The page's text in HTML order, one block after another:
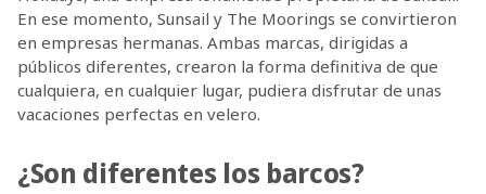
En ese momento, Sunsail y The Moorings se convirtieron
en empresas hermanas. Ambas marcas, dirigidas a
públicos diferentes, crearon la forma definitiva de que
cualquiera, en cualquier lugar, pudiera disfrutar de unas
vacaciones perfectas en velero.
¿Son diferentes los barcos?